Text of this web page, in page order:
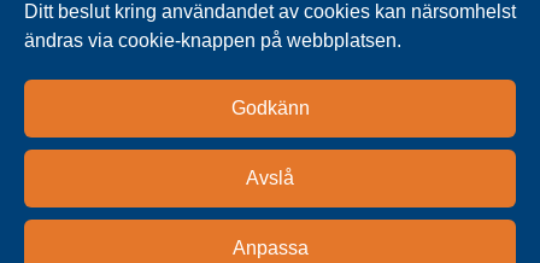
Ditt beslut kring användandet av cookies kan närsomhelst
ändras via cookie-knappen på webbplatsen.
Godkänn
Avslå
Anpassa
SÖK ÅTERFÖRSÄLJARE
för att hitta våra nationella och regionala
distributionspartners och lokala återförsäljare.